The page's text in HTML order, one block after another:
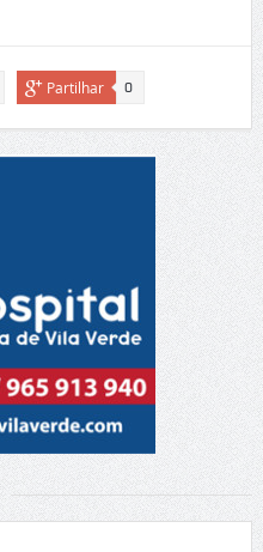
Partilhar 0